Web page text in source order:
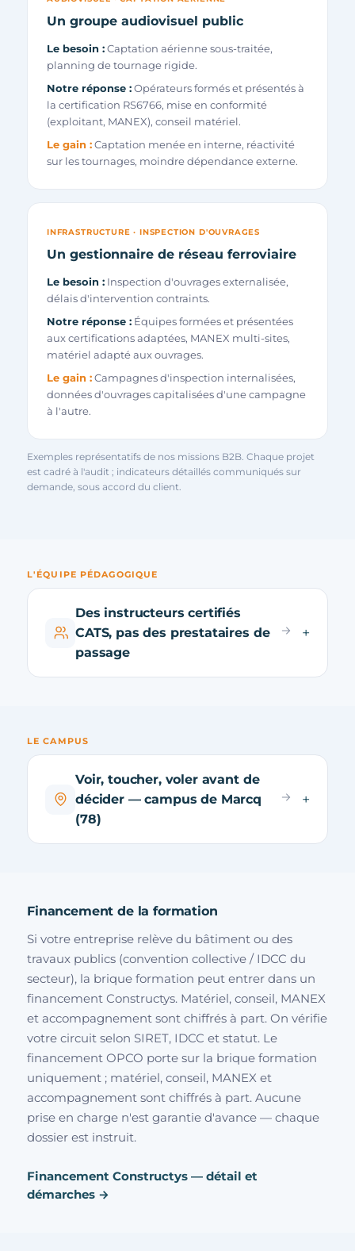
Un groupe audiovisuel public
Le besoin :Captation aérienne sous-traitée,
planning de tournage rigide.
Notre réponse :Opérateurs formés et présentés à
la certification RS6766, mise en conformité
(exploitant, MANEX), conseil matériel.
Le gain :Captation menée en interne, réactivité
sur les tournages, moindre dépendance externe.
INFRASTRUCTURE · INSPECTION D'OUVRAGES
Un gestionnaire de réseau ferroviaire
Le besoin : Inspection d'ouvrages externalisée,
délais d'intervention contraints.
Notre réponse : Équipes formées et présentées
aux certifications adaptées, MANEX multi-sites,
matériel adapté aux ouvrages.
Le gain :Campagnes d'inspection internalisées,
données d'ouvrages capitalisées d'une campagne
à l'autre.
Exemples représentatifs de nos missions B2B. Chaque projet
est cadré à l'audit ; indicateurs détaillés communiqués sur
demande, sous accord du client.
L'ÉQUIPE PÉDAGOGIQUE
Des instructeurs certifiés
CATS, pas des prestataires de
passage
LE CAMPUS
Voir, toucher, voler avant de
décider — campus de Marcq
(78)
Financement de la formation
Si votre entreprise relève du bâtiment ou des
travaux publics (convention collective / IDCC du
secteur), la brique formation peut entrer dans un
financement Constructys. Matériel, conseil, MANEX
et accompagnement sont chiffrés à part. On vérifie
votre circuit selon SIRET, IDCC et statut. Le
financement OPCO porte sur la brique formation
uniquement ; matériel, conseil, MANEX et
accompagnement sont chiffrés à part. Aucune
prise en charge n'est garantie d'avance — chaque
dossier est instruit.
Financement Constructys — détail et
démarches →